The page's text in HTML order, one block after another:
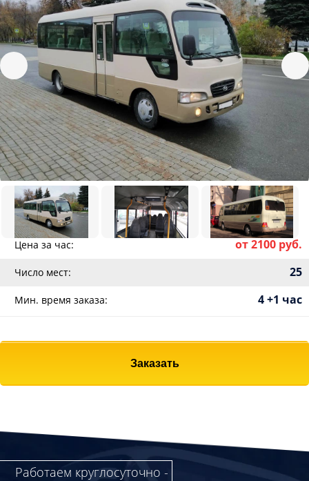
Цена за час: от 2100 руб.
Число мест: 25
Мин. время заказа: 4 +1 час
Заказать
Работаем круглосуточно -